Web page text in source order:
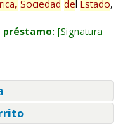
Sociedad del Estado,
préstamo: Signatura